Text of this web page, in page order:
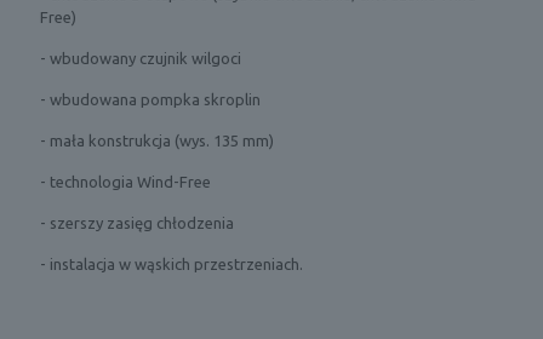
Free)
- wbudowany czujnik wilgoci
- wbudowana pompka skroplin
- mała konstrukcja (wys. 135 mm)
- technologia Wind-Free
- szerszy zasięg chłodzenia
- instalacja w wąskich przestrzeniach.